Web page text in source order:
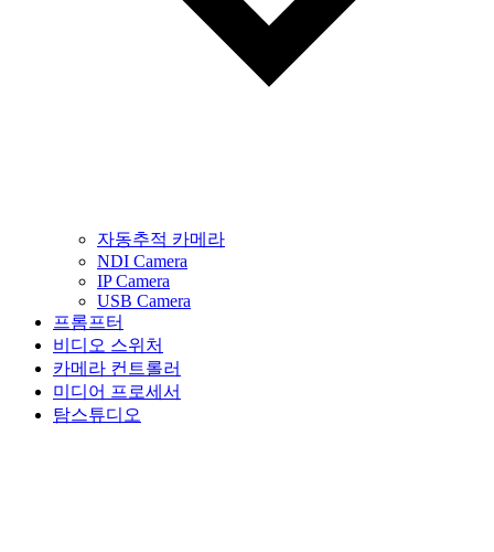
자동추적 카메라
NDI Camera
IP Camera
USB Camera
프롬프터
비디오 스위처
카메라 컨트롤러
미디어 프로세서
탐스튜디오